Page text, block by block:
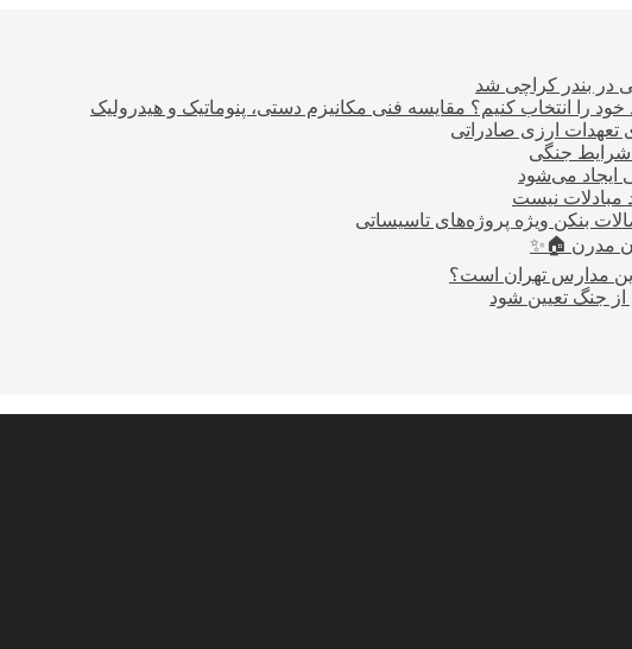
در بندر کراچی شد
انتخاب کنیم؟ مقایسه فنی مکانیزم دستی، پنوماتیک و هیدرولیک
شرایط جنگی
ایجاد می‌شود
مبادلات نیست
بنکن ویژه پروژه‌های تاسیساتی
مدرن 🏠✨
مدارس تهران است؟
جنگ تعیین شود